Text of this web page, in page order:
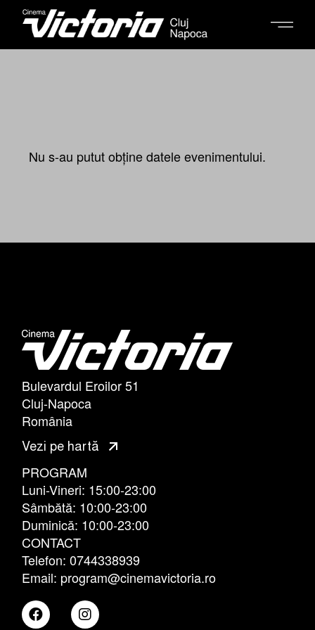
Nu s-au putut obține datele evenimentului.
Bulevardul Eroilor 51
Cluj-Napoca
România
Vezi pe hartă
PROGRAM
Luni-Vineri: 15:00-23:00
Sâmbătă: 10:00-23:00
Duminică: 10:00-23:00
CONTACT
Telefon: 0744338939
Email: program@cinemavictoria.ro